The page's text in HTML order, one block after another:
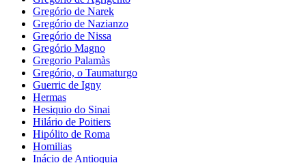
Gregório de Narek
Gregório de Nazianzo
Gregório de Nissa
Gregório Magno
Gregorio Palamàs
Gregório, o Taumaturgo
Guerric de Igny
Hermas
Hesiquio do Sinai
Hilário de Poitiers
Hipólito de Roma
Homilias
Inácio de Antioquia